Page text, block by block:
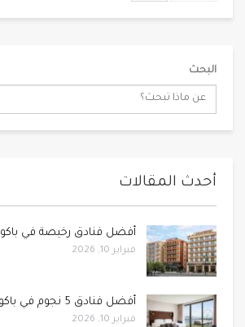
البحث
أحدث المقالات
أفضل فنادق رخيصة في باكو
فبراير 10, 2026
أفضل فنادق 5 نجوم في باكو للعوائل
فبراير 10, 2026